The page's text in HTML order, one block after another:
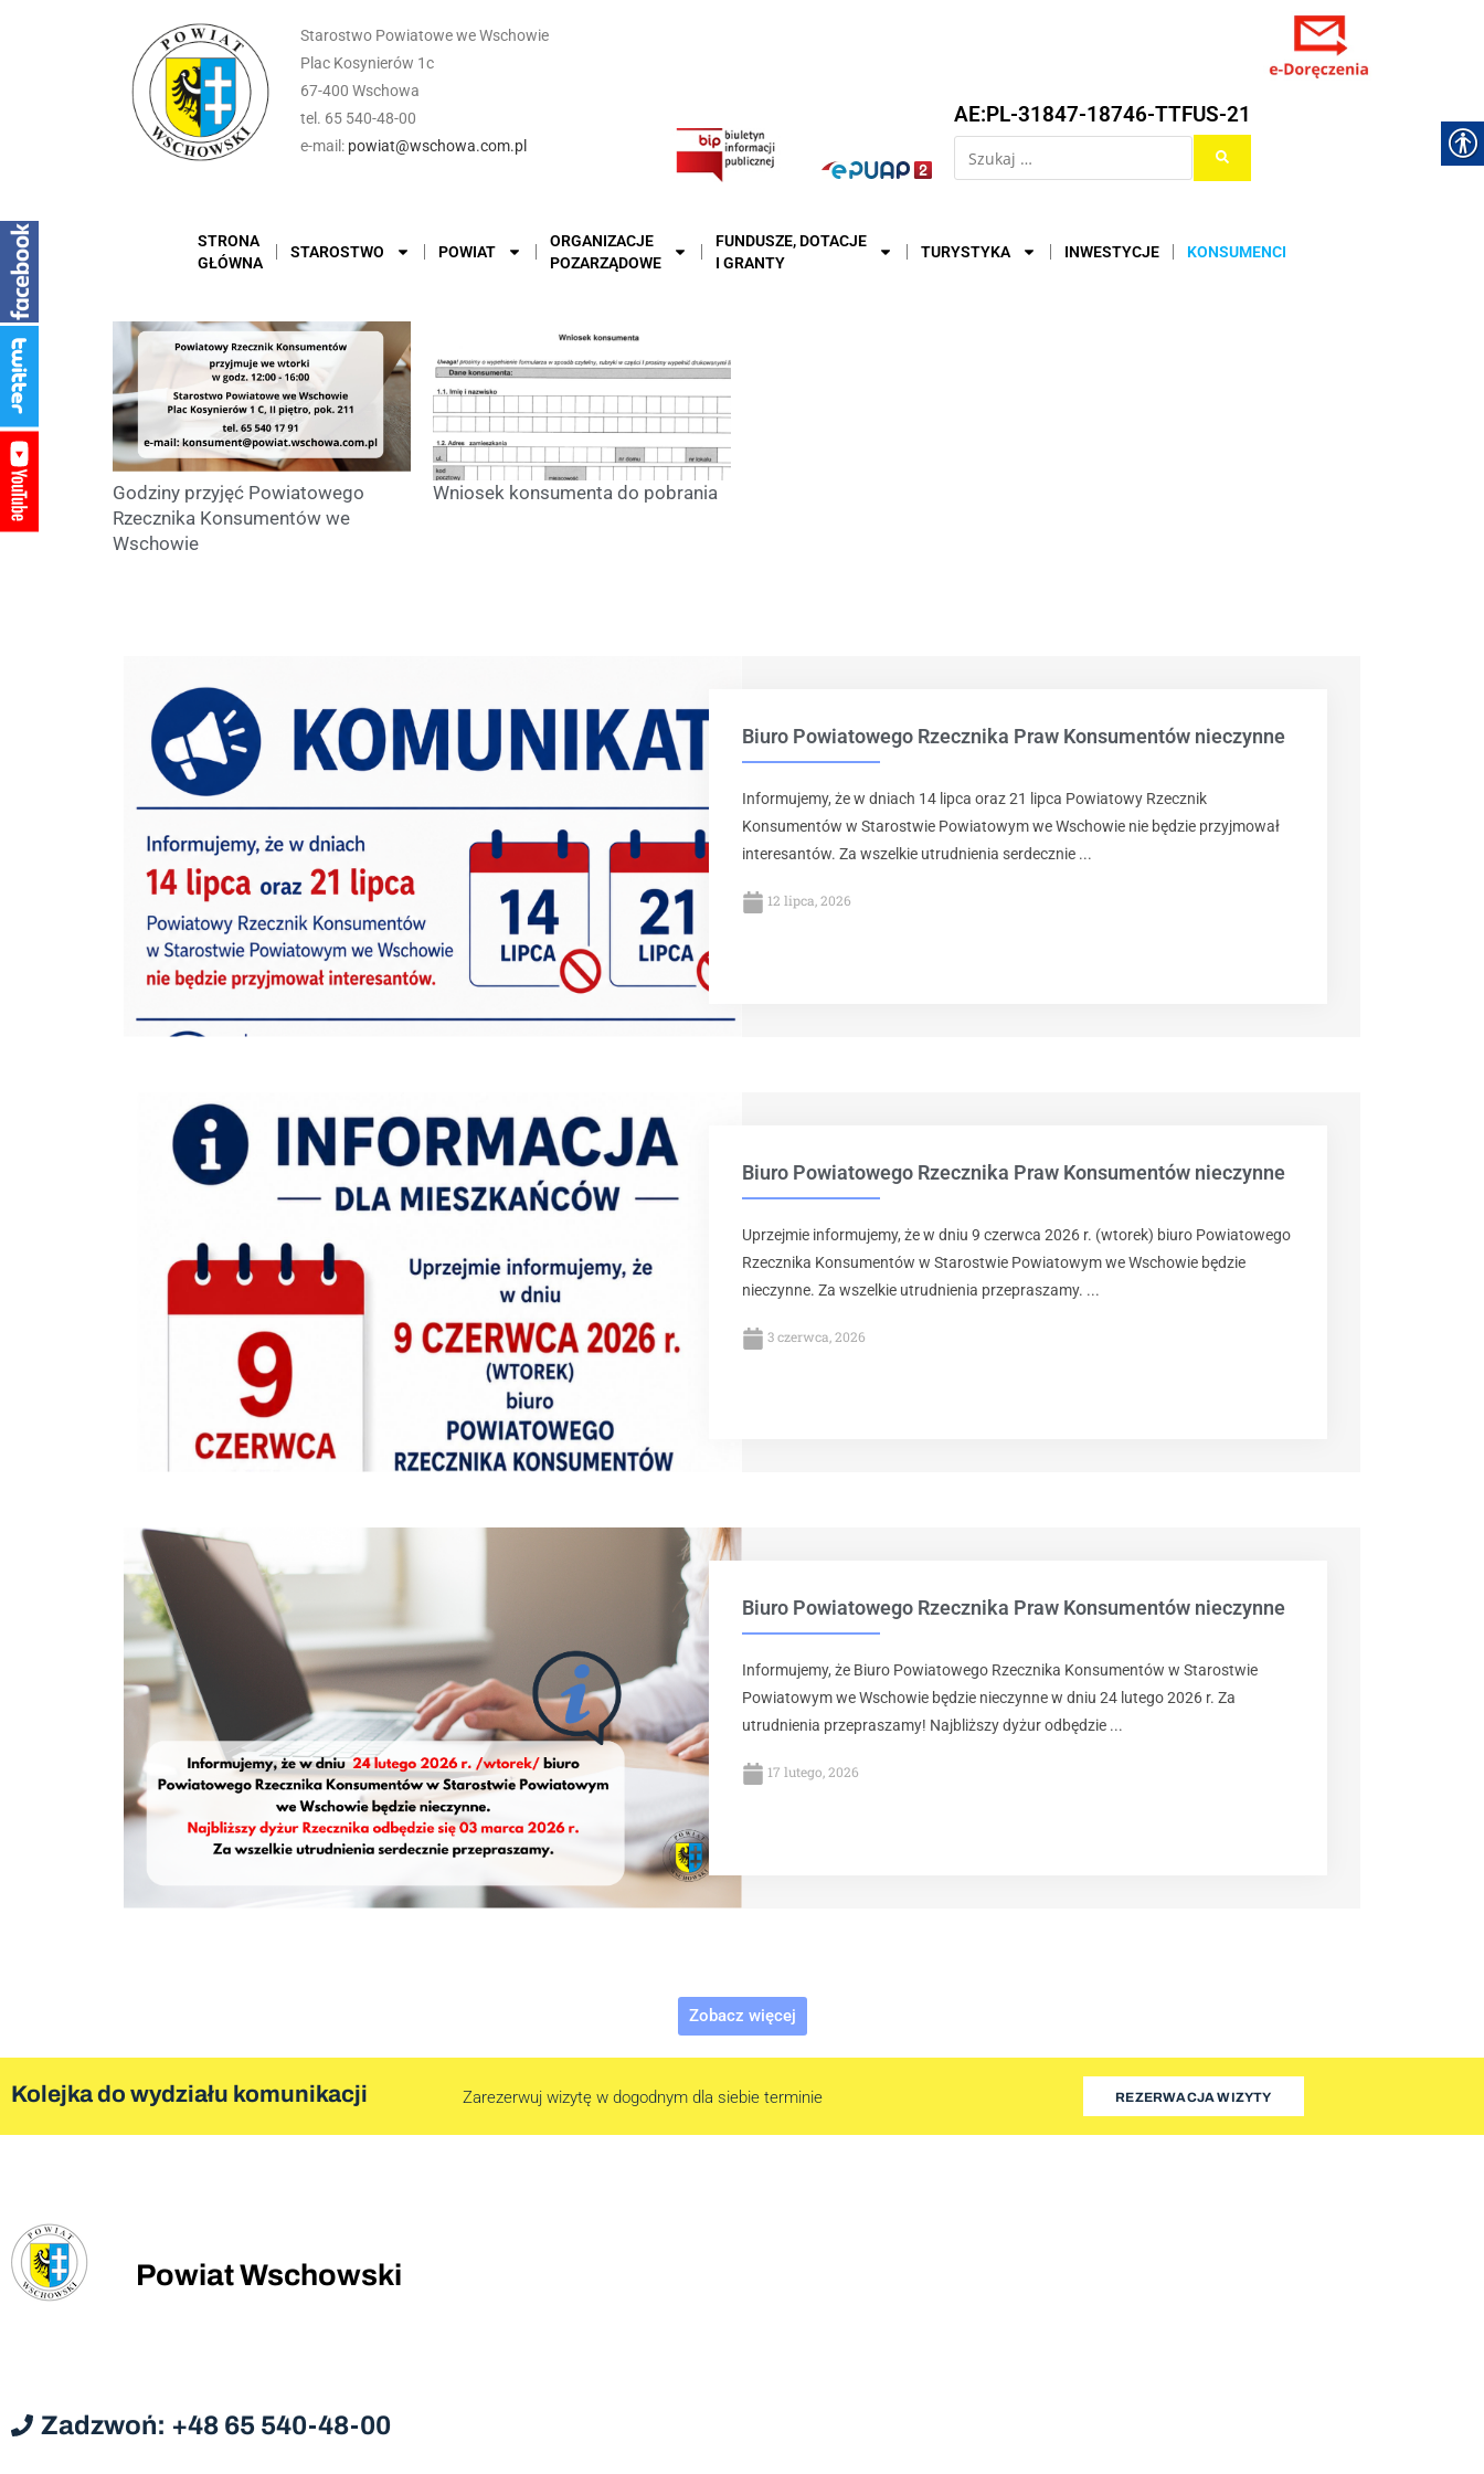
Starostwo Powiatowe we Wschowie
Plac Kosynierów 1c
67-400 Wschowa
tel. 65 540-48-00
e-mail: powiat@wschowa.com.pl
AE:PL-31847-18746-TTFUS-21
STRONA
GŁÓWNA
STAROSTWO POWIAT
ORGANIZACJE
POZARZĄDOWE
FUNDUSZE, DOTACJE
I GRANTY
TURYSTYKA INWESTYCJE KONSUMENCI
Godziny przyjęć Powiatowego
Rzecznika Konsumentów we
Wschowie
Wniosek konsumenta do pobrania
Biuro Powiatowego Rzecznika Praw Konsumentów nieczynne
Informujemy, że w dniach 14 lipca oraz 21 lipca Powiatowy Rzecznik
Konsumentów w Starostwie Powiatowym we Wschowie nie będzie przyjmował
interesantów. Za wszelkie utrudnienia serdecznie ...
12 lipca, 2026
Biuro Powiatowego Rzecznika Praw Konsumentów nieczynne
Uprzejmie informujemy, że w dniu 9 czerwca 2026 r. (wtorek) biuro Powiatowego
Rzecznika Konsumentów w Starostwie Powiatowym we Wschowie będzie
nieczynne. Za wszelkie utrudnienia przepraszamy. ...
3 czerwca, 2026
Biuro Powiatowego Rzecznika Praw Konsumentów nieczynne
Informujemy, że Biuro Powiatowego Rzecznika Konsumentów w Starostwie
Powiatowym we Wschowie będzie nieczynne w dniu 24 lutego 2026 r. Za
utrudnienia przepraszamy! Najbliższy dyżur odbędzie ...
17 lutego, 2026
Zobacz więcej
Kolejka do wydziału komunikacji Zarezerwuj wizytę w dogodnym dla siebie terminie REZERWACJA WIZYTY
Powiat Wschowski
Zadzwoń: +48 65 540-48-00